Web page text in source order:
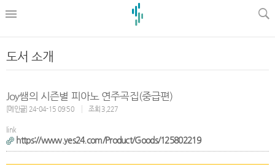
도서 소개
Joy쌤의 시즌별 피아노 연주곡집(중급편)
[메인글] 24-04-15 09:50 조회 3,227
link
https://www.yes24.com/Product/Goods/125802219